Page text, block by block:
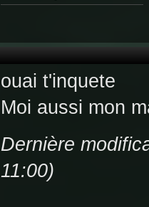
ouai t'inquete
Moi aussi mon
Dernière
11:00)